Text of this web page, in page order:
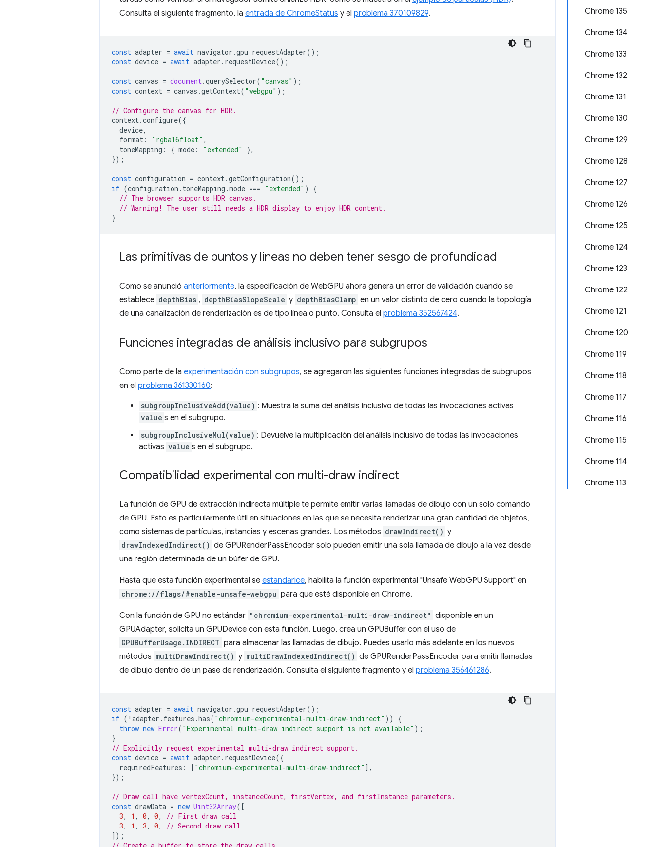
Chrome 135
Chrome 134
Chrome 133
Chrome 132
Chrome 131
Chrome 130
Chrome 129
Chrome 128
Chrome 127
Chrome 126
Chrome 125
Chrome 124
Chrome 123
Chrome 122
Chrome 121
Chrome 120
Chrome 119
Chrome 118
Chrome 117
Chrome 116
Chrome 115
Chrome 114
Chrome 113
Consulta el siguiente fragmento, la entrada de ChromeStatus y el problema 370109829.
const adapter = await navigator .gpu . requestAdapter();
const device = await adapter . requestDevice();
const canvas = document.querySelector( "canvas" );
const context = canvas .getContext( "webgpu" );
// Configure the canvas for HDR.
context.configure({
device,
format : "rgba16float" ,
toneMapping : { mode : "extended"
},
});
const configuration = context.getConfiguration();
if (configuration . toneMapping .mode === "extended" )
{
// The browser supports HDR canvas.
// Warning! The user still needs a HDR display to enjoy HDR content.
}
Las primitivas de puntos y líneas no deben tener sesgo de profundidad
Como se anunció anteriormente, la especificación de WebGPU ahora genera un error de validación cuando se
establece depthBias , depthBiasSlopeScale y depthBiasClamp en un valor distinto de cero cuando la topología
de una canalización de renderización es de tipo línea o punto. Consulta el problema 352567424.
Funciones integradas de análisis inclusivo para subgrupos
Como parte de la experimentación con subgrupos, se agregaron las siguientes funciones integradas de subgrupos
en el problema 361330160:
subgroupInclusiveAdd(value) : Muestra la suma del análisis inclusivo de todas las invocaciones activas
value s en el subgrupo.
subgroupInclusiveMul(value) : Devuelve la multiplicación del análisis inclusivo de todas las invocaciones
activas value s en el subgrupo.
Compatibilidad experimental con multi-draw indirect
La función de GPU de extracción indirecta múltiple te permite emitir varias llamadas de dibujo con un solo comando
de GPU. Esto es particularmente útil en situaciones en las que se necesita renderizar una gran cantidad de objetos,
como sistemas de partículas, instancias y escenas grandes. Los métodos drawIndirect() y
drawIndexedIndirect() de GPURenderPassEncoder solo pueden emitir una sola llamada de dibujo a la vez desde
una región determinada de un búfer de GPU.
Hasta que esta función experimental se estandarice, habilita la función experimental "Unsafe WebGPU Support" en
chrome://flags/#enable-unsafe-webgpu para que esté disponible en Chrome.
Con la función de GPU no estándar "chromium-experimental-multi-draw-indirect" disponible en un
GPUAdapter, solicita un GPUDevice con esta función. Luego, crea un GPUBuffer con el uso de
GPUBufferUsage.INDIRECT para almacenar las llamadas de dibujo. Puedes usarlo más adelante en los nuevos
métodos multiDrawIndirect() y multiDrawIndexedIndirect() de GPURenderPassEncoder para emitir llamadas
de dibujo dentro de un pase de renderización. Consulta el siguiente fragmento y el problema 356461286.
const adapter = await navigator .gpu . requestAdapter();
if ( ! adapter . features .has( "chromium-experimental-multi-draw-indirect" ))
{
throw new Error( "Experimental multi-draw indirect support is not available" );
}
// Explicitly request experimental multi-draw indirect support.
const device = await adapter . requestDevice({
requiredFeatures : [ "chromium-experimental-multi-draw-indirect" ],
});
// Draw call have vertexCount, instanceCount, firstVertex, and firstInstance parameters.
const drawData = new Uint32Array([
3, 1 , 0, 0,
// First draw call
3, 1 , 3, 0,
// Second draw call
]);